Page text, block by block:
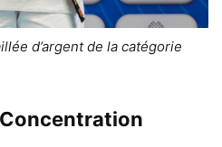
d’argent de la catégorie